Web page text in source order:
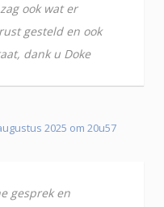
ook wat er
gesteld en ook
dank u Doke
2025 om 20u57
gesprek en